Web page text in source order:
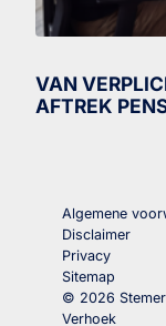
VAN
AFTREK
Algemene
Disclaimer
Privacy
Sitemap
© 2026
Verhoek